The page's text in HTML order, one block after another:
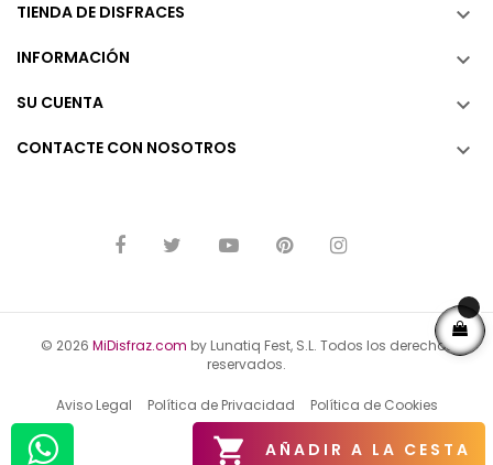
 AÑADIR A LA CESTA
TIENDA DE DISFRACES 
INFORMACIÓN 
SU CUENTA 
CONTACTE CON NOSOTROS 
© 2026 MiDisfraz.com by Lunatiq Fest, S.L. Todos los derechos
reservados.
Aviso Legal Política de Privacidad Política de Cookies